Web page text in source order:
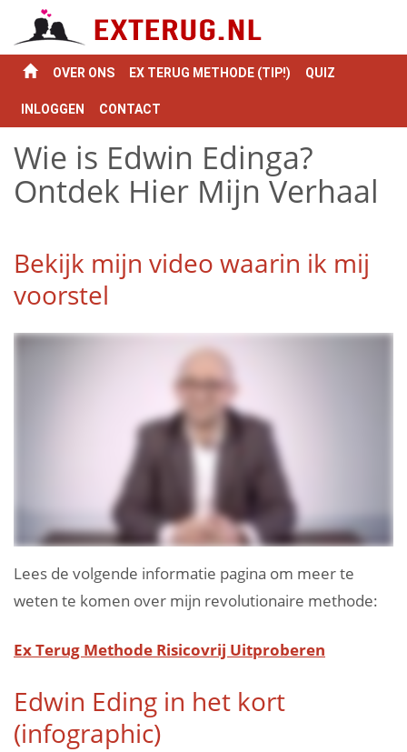
OVER ONS EX TERUG METHODE (TIP!) QUIZ
INLOGGEN CONTACT
Wie is Edwin Edinga?
Ontdek Hier Mijn Verhaal
Bekijk mijn video waarin ik mij
voorstel
Lees de volgende informatie pagina om meer te
weten te komen over mijn revolutionaire methode:
Ex Terug Methode Risicovrij Uitproberen
Edwin Eding in het kort
(infographic)